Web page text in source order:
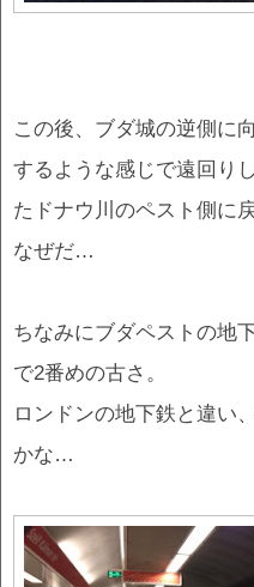
この後、ブダ城の逆側に
するような感じで遠回り
たドナウ川のペスト側に
なぜだ…
ちなみにブダペストの地
で2番めの古さ。
ロンドンの地下鉄と違い
かな…